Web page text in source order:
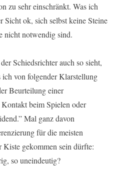
zu sehr einschränkt. Was ich
Sicht ok, sich selbst keine Steine
nicht notwendig sind.
Schiedsrichter auch so sieht,
von folgender Klarstellung
Beurteilung einer
beim Spielen oder
Mal ganz davon
für die meisten
gekommen sein dürfte:
so uneindeutig?